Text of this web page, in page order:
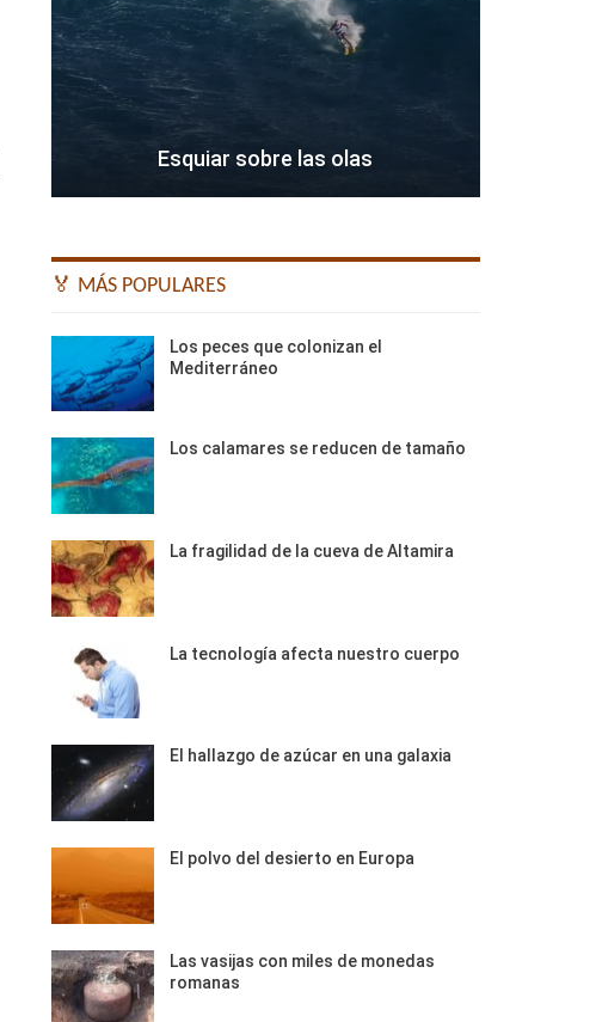
Esquiar sobre las olas
🏅 MÁS POPULARES
Los peces que colonizan el
Mediterráneo
Los calamares se reducen de tamaño
La fragilidad de la cueva de Altamira
La tecnología afecta nuestro cuerpo
El hallazgo de azúcar en una galaxia
El polvo del desierto en Europa
Las vasijas con miles de monedas
romanas